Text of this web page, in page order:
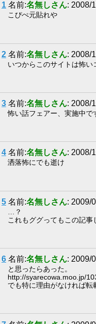
1 名前:名無しさん: 2008/
こぴぺ元貼れや
2 名前:名無しさん: 2008/
いつからこのサイトは怖い
3 名前:名無しさん: 2008/
怖い話フェアー、実施中で
4 名前:名無しさん: 2008/
洒落怖にでも逝け
5 名前:名無しさん: 2009/
…？
これもググってもこの記事
6 名前:名無しさん: 2009/
と思ったらあった。
http://syarecowa.moo.jp/
でも特に理由がなければ転